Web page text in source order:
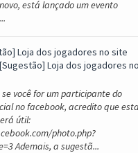
está lançado um evento
Loja dos jogadores no site
[Sugestão] Loja dos jogadores
você for um participante do
no facebook, acredito que
útil:
photo.php?
Ademais, a sugestã...